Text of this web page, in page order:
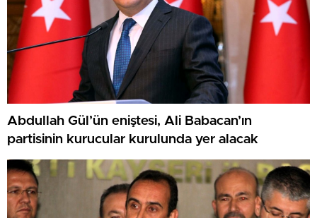
Abdullah Gül’ün eniştesi, Ali Babacan’ın
partisinin kurucular kurulunda yer alacak